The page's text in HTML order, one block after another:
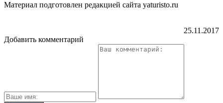
Материал подготовлен редакцией сайта yaturisto.ru
25.11.2017
Добавить комментарий